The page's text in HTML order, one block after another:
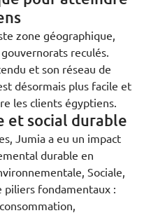
zone géographique,
reculés.
et son réseau de
désormais plus facile et
les clients égyptiens.
et social durable
Jumia a eu un impact
durable en
Sociale,
piliers fondamentaux :